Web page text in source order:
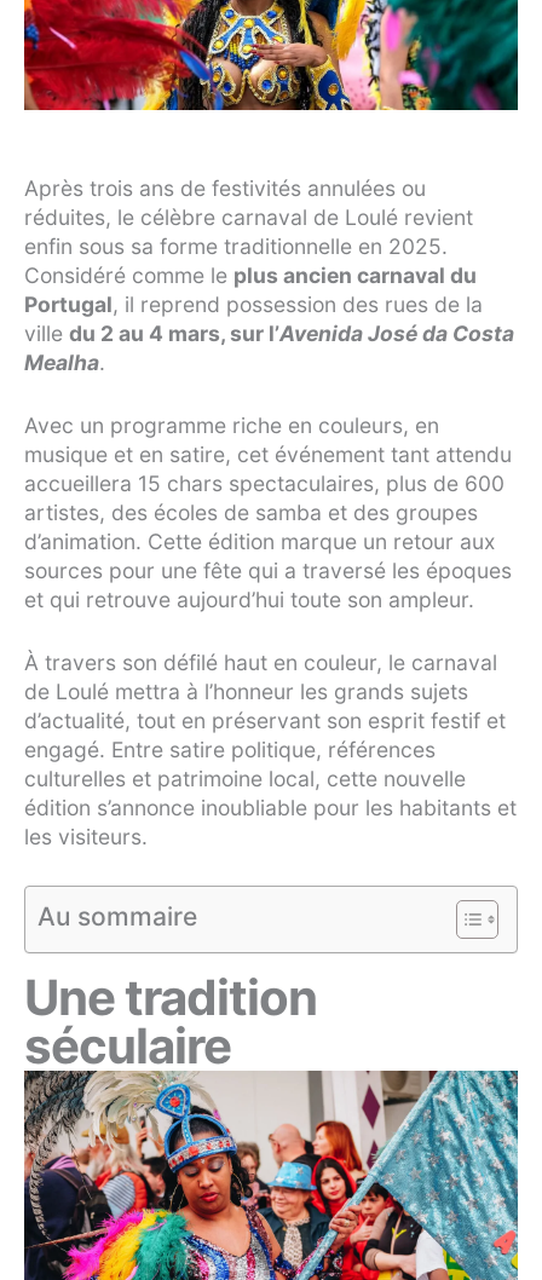
Après trois ans de festivités annulées ou
réduites, le célèbre carnaval de Loulé revient
enfin sous sa forme traditionnelle en 2025.
Considéré comme le plus ancien carnaval du
Portugal, il reprend possession des rues de la
ville du 2 au 4 mars, sur l’Avenida José da Costa
Mealha.
Avec un programme riche en couleurs, en
musique et en satire, cet événement tant attendu
accueillera 15 chars spectaculaires, plus de 600
artistes, des écoles de samba et des groupes
d’animation. Cette édition marque un retour aux
sources pour une fête qui a traversé les époques
et qui retrouve aujourd’hui toute son ampleur.
À travers son défilé haut en couleur, le carnaval
de Loulé mettra à l’honneur les grands sujets
d’actualité, tout en préservant son esprit festif et
engagé. Entre satire politique, références
culturelles et patrimoine local, cette nouvelle
édition s’annonce inoubliable pour les habitants et
les visiteurs.
Au sommaire
Une tradition
séculaire